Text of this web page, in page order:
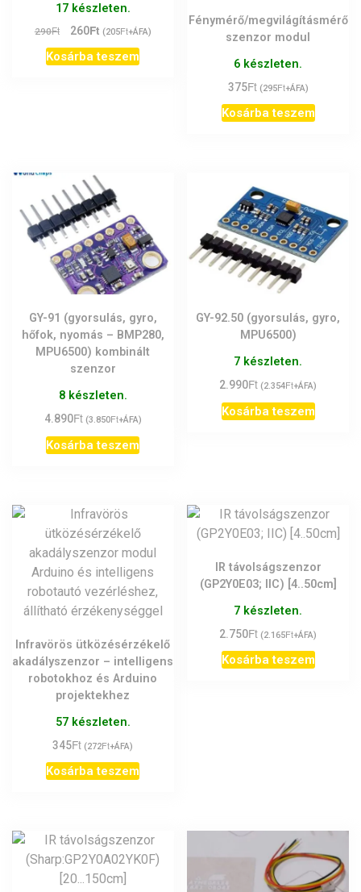
17 készleten.
290Ft
Original
price
was:
260FtCurrent
price
is:
(205Ft+ÁFA)
Kosárba teszem
Fénymérő/megvilágításmérő
szenzor modul
6 készleten.
375Ft (295Ft+ÁFA)
Kosárba teszem
GY-91 (gyorsulás, gyro,
hőfok, nyomás – BMP280,
MPU6500) kombinált
szenzor
8 készleten.
4.890Ft (3.850Ft+ÁFA)
Kosárba teszem
GY-92.50 (gyorsulás, gyro,
MPU6500)
7 készleten.
2.990Ft (2.354Ft+ÁFA)
Kosárba teszem
Infravörös ütközésérzékelő
akadályszenzor – intelligens
robotokhoz és Arduino
projektekhez
57 készleten.
345Ft (272Ft+ÁFA)
Kosárba teszem
IR távolságszenzor
(GP2Y0E03; IIC) [4..50cm]
7 készleten.
2.750Ft (2.165Ft+ÁFA)
Kosárba teszem